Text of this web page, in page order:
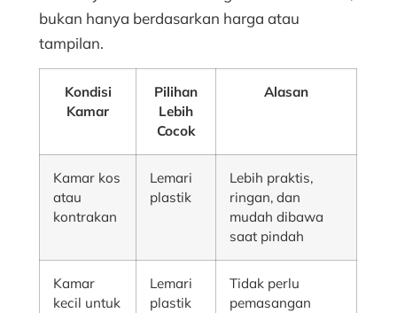
bukan hanya berdasarkan harga atau
tampilan.
Kondisi
Kamar
Pilihan
Lebih
Cocok
Alasan
Kamar kos
atau
kontrakan
Lemari
plastik
Lebih praktis,
ringan, dan
mudah dibawa
saat pindah
Kamar
kecil untuk
Lemari
plastik
Tidak perlu
pemasangan